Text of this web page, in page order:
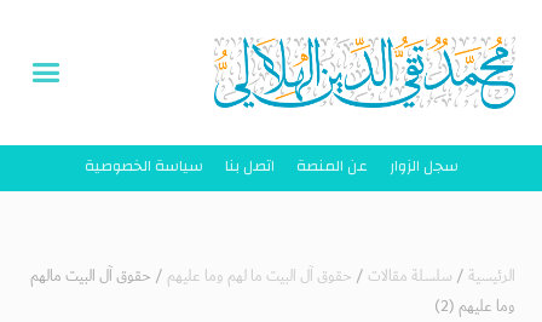
سجل الزوار عن المنصة اتصل بنا سياسة الخصوصية
الرئيسية/ سلسلة مقالات / حقوق آل البيت ما لهم وما عليهم / حقوق آل البيت مالهم
وما عليهم (2)